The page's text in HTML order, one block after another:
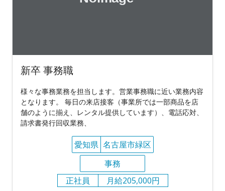
新卒 事務職
様々な事務業務を担当します。営業事務職に近い業務内容
となります。 毎日の来店接客（事業所では一部商品を店
舗のように揃え、レンタル提供しています）、電話応対、
請求書発行回収業務、
愛知県 名古屋市緑区
事務
正社員
月給205,000円